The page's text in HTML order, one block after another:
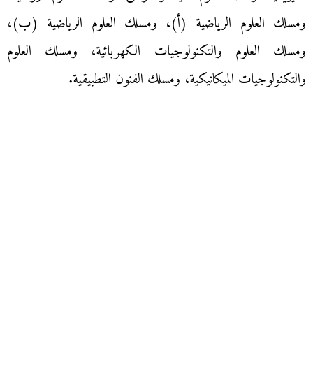
ومسلك العلوم الرياضية (أ)، ومسلك العلوم الرياضية (ب)،
ومسلك العلوم والتكنولوجيات الكهربائية، ومسلك العلوم
والتكنولوجيات الميكانيكية، ومسلك الفنون التطبيقية.